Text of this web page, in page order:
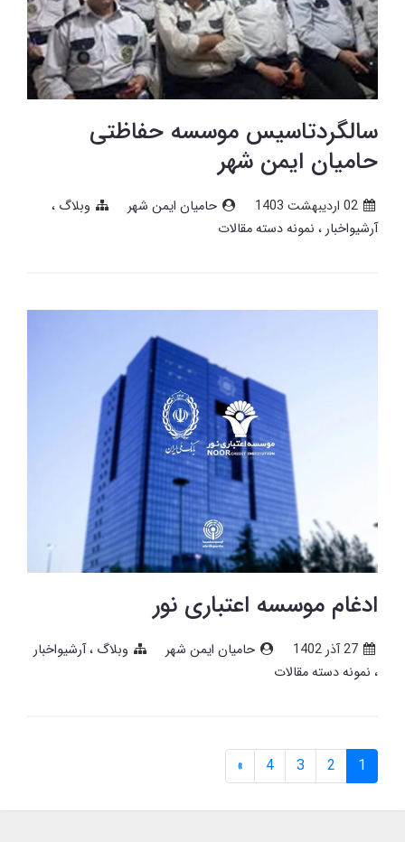
سالگردتاسیس موسسه حفاظتی
حامیان ایمن شهر
02 ارديبهشت 1403 حامیان ایمن شهر
وبلاگ
آرشیواخبار نمونه دسته مقالات
ادغام موسسه اعتباری نور
27 آذر 1402 حامیان ایمن شهر وبلاگ آرشیواخبار
نمونه دسته مقالات